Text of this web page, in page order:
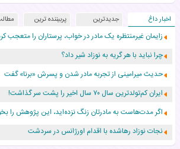
اخبار داغ جدیدترین پربیننده ترین
زایمان غیرمنتظره یک مادر در خواب، پرستاران را متعجب
چرا نباید با هر گریه به نوزاد شیر داد؟
حدیث میرامینی از تجربه مادر شدن و پسرش «برنا» گفت
ایران کم‌تولدترین سال ۷۰ سال اخیر را پشت سر گذاشت!
اگر مدت‌هاست به مادرتان زنگ نزده‌اید، این پژوهش را
نجات نوزاد رهاشده با اقدام اورژانس در سردشت